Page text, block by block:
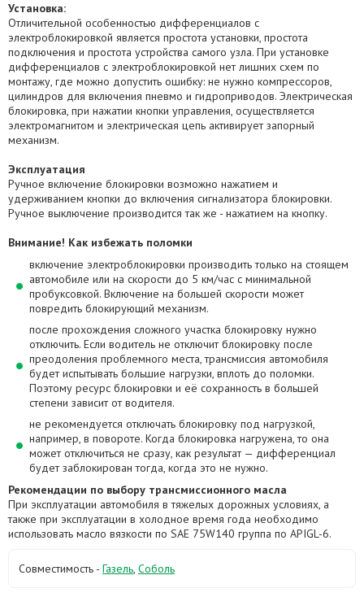
Установка:
Отличительной особенностью дифференциалов с
электроблокировкой является простота установки, простота
подключения и простота устройства самого узла. При установке
дифференциалов с электроблокировкой нет лишних схем по
монтажу, где можно допустить ошибку: не нужно компрессоров,
цилиндров для включения пневмо и гидроприводов. Электрическая
блокировка, при нажатии кнопки управления, осуществляется
электромагнитом и электрическая цепь активирует запорный
механизм.
Эксплуатация
Ручное включение блокировки возможно нажатием и
удерживанием кнопки до включения сигнализатора блокировки.
Ручное выключение производится так же - нажатием на кнопку.
Внимание! Как избежать поломки
включение электроблокировки производить только на стоящем
автомобиле или на скорости до 5 км/час с минимальной
пробуксовкой. Включение на большей скорости может
повредить блокирующий механизм.
после прохождения сложного участка блокировку нужно
отключить. Если водитель не отключит блокировку после
преодоления проблемного места, трансмиссия автомобиля
будет испытывать большие нагрузки, вплоть до поломки.
Поэтому ресурс блокировки и её сохранность в большей
степени зависит от водителя.
не рекомендуется отключать блокировку под нагрузкой,
например, в повороте. Когда блокировка нагружена, то она
может отключиться не сразу, как результат — дифференциал
будет заблокирован тогда, когда это не нужно.
Рекомендации по выбору трансмиссионного масла
При эксплуатации автомобиля в тяжелых дорожных условиях, а
также при эксплуатации в холодное время года необходимо
использовать масло вязкости по SAE 75W140 группа по APIGL-6.
Совместимость - Газель, Соболь